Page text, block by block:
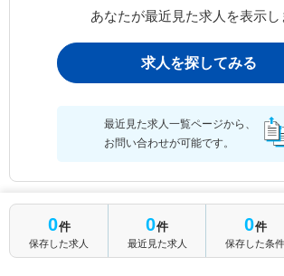
あなたが最近見た求人を表示し
求人を探してみる
最近見た求人一覧ページから、
お問い合わせが可能です。
最近見た求人一覧
0件
保存した求人
0件
最近見た求人
0件
保存した条件